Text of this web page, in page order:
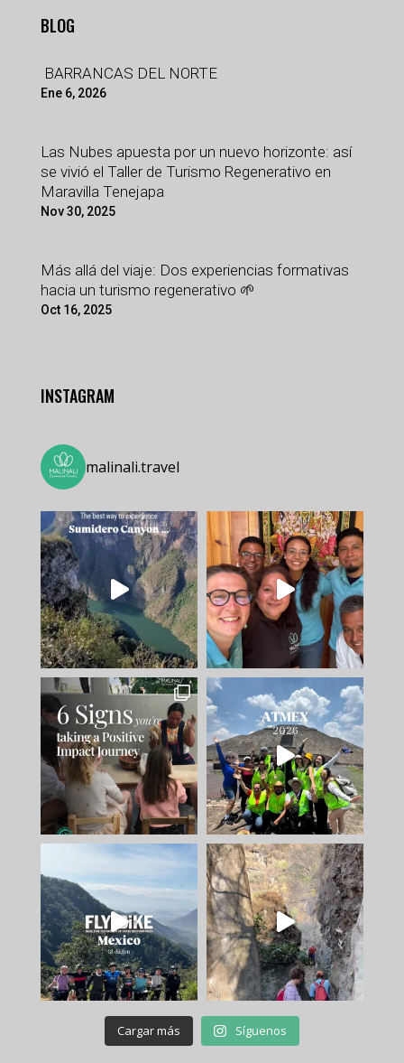
BLOG
BARRANCAS DEL NORTE
Ene 6, 2026
Las Nubes apuesta por un nuevo horizonte: así
se vivió el Taller de Turismo Regenerativo en
Maravilla Tenejapa
Nov 30, 2025
Más allá del viaje: Dos experiencias formativas
hacia un turismo regenerativo 🌱
Oct 16, 2025
INSTAGRAM
malinali.travel
Cargar más Síguenos